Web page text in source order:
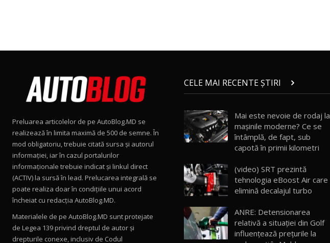
Preluarea articolelor de pe AutoBlog.MD se
realizează în limita maximă de 500 de semne. În
mod obligatoriu, trebuie citată sursa și autorul
informației, iar în cazul portalurilor
informaționale trebuie indicat și linkul direct
(ACTIV) la sursă în lead. Prelucarea integrală se
poate realiza doar în condițiile unui acord
încheiat cu redacţia AutoBlog.MD.
Materialele de pe AutoBlog.MD sunt protejate
de Legea 139 privind dreptul de autor și
drepturile conexe, inclusiv de Codul
CELE MAI RECENTE ȘTIRI
Mai este nevoie de rodaj la
mașinile moderne? Ce se
întâmplă, de fapt, sub
capotă în primii kilometri
(video) SRT prezintă
tehnologia eBoost Air care
elimină decalajul turbo
ANRE: Detensionarea
relativă a situației din Golf
influențează prețurile la